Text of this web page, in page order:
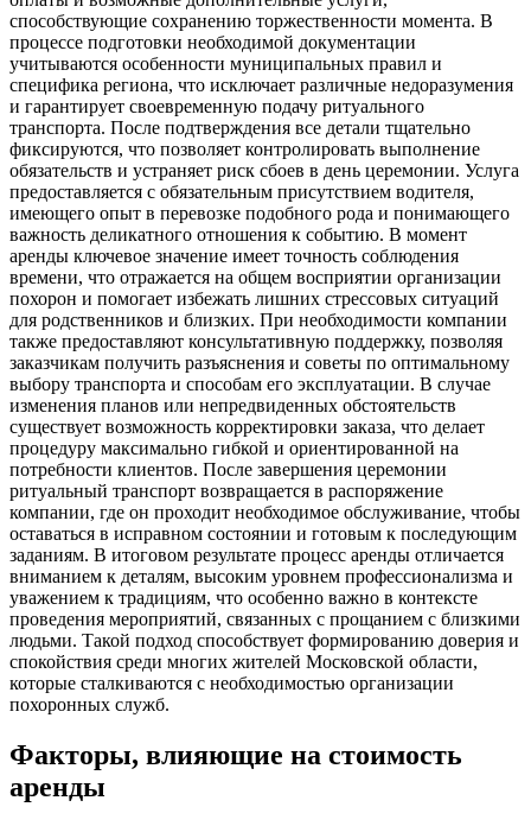
способствующие сохранению торжественности момента. В
процессе подготовки необходимой документации
учитываются особенности муниципальных правил и
специфика региона, что исключает различные недоразумения
и гарантирует своевременную подачу ритуального
транспорта. После подтверждения все детали тщательно
фиксируются, что позволяет контролировать выполнение
обязательств и устраняет риск сбоев в день церемонии. Услуга
предоставляется с обязательным присутствием водителя,
имеющего опыт в перевозке подобного рода и понимающего
важность деликатного отношения к событию. В момент
аренды ключевое значение имеет точность соблюдения
времени, что отражается на общем восприятии организации
похорон и помогает избежать лишних стрессовых ситуаций
для родственников и близких. При необходимости компании
также предоставляют консультативную поддержку, позволяя
заказчикам получить разъяснения и советы по оптимальному
выбору транспорта и способам его эксплуатации. В случае
изменения планов или непредвиденных обстоятельств
существует возможность корректировки заказа, что делает
процедуру максимально гибкой и ориентированной на
потребности клиентов. После завершения церемонии
ритуальный транспорт возвращается в распоряжение
компании, где он проходит необходимое обслуживание, чтобы
оставаться в исправном состоянии и готовым к последующим
заданиям. В итоговом результате процесс аренды отличается
вниманием к деталям, высоким уровнем профессионализма и
уважением к традициям, что особенно важно в контексте
проведения мероприятий, связанных с прощанием с близкими
людьми. Такой подход способствует формированию доверия и
спокойствия среди многих жителей Московской области,
которые сталкиваются с необходимостью организации
похоронных служб.
Факторы, влияющие на стоимость
аренды